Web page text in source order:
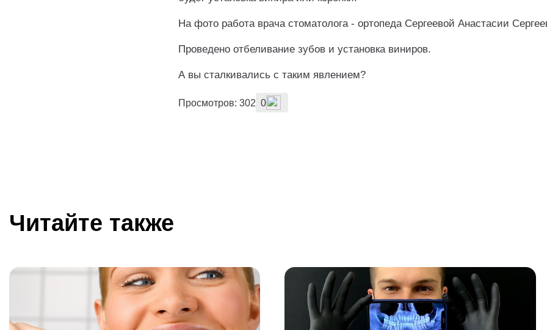
На фото работа врача стоматолога - ортопеда Сергеевой Анастасии
Проведено отбеливание зубов и установка виниров.
А вы сталкивались с таким явлением?
Просмотров: 302 0
Читайте также